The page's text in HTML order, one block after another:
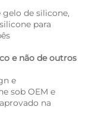
gelo de silicone,
para
e não de outros
e
sob OEM e
na